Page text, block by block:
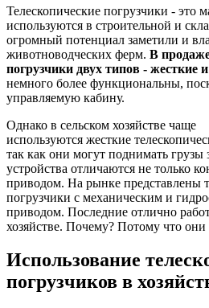
Телескопические погрузчики -
используются в строительной и
огромный потенциал заметили и
животноводческих ферм. В
погрузчики двух типов - жесткие
немного более функциональны,
управляемую кабину.
Однако в сельском хозяйстве чаще
используются жесткие
так как они могут поднимать грузы
устройства отличаются не только
приводом. На рынке представлены
погрузчики с механическим и
приводом. Последние отлично
хозяйстве. Почему? Потому что
Использование
погрузчиков в